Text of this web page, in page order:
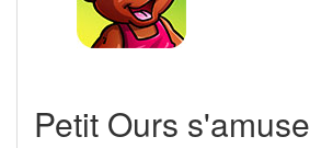
Petit Ours s'amuse